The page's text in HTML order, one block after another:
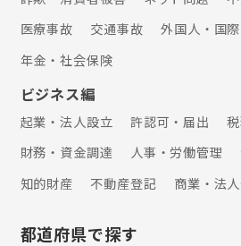
医療事故
交通事故 外国人・国際
年金・社会保険
ビジネス編
起業・法人設立 許認可・届出
財務・資金調達
人事・労働管理
知的財産
不動産登記 商業・法
都道府県で探す